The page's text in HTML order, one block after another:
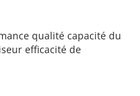
qualité capacité du
efficacité de